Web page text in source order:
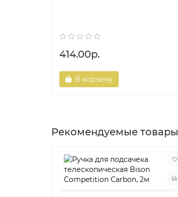
414.00р.
В корзину
Рекомендуемые товары